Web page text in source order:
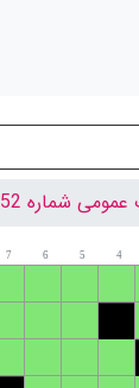
شماره 52
4
5
6
7